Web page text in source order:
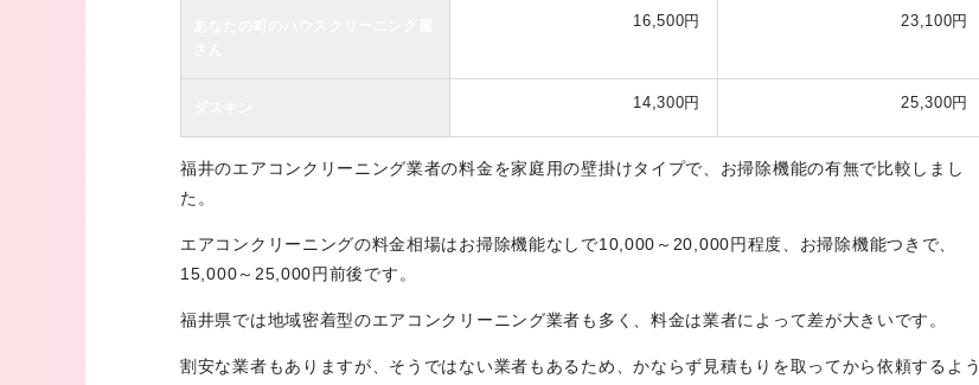
16,500円 23,100円
14,300円 25,300円
福井のエアコンクリーニング業者の料金を家庭用の壁掛けタイプで、お掃除機能の有無で比較しまし
た。
エアコンクリーニングの料金相場はお掃除機能なしで10,000～20,000円程度、お掃除機能つきで、
15,000～25,000円前後です。
福井県では地域密着型のエアコンクリーニング業者も多く、料金は業者によって差が大きいです。
割安な業者もありますが、そうではない業者もあるため、かならず見積もりを取ってから依頼するよう